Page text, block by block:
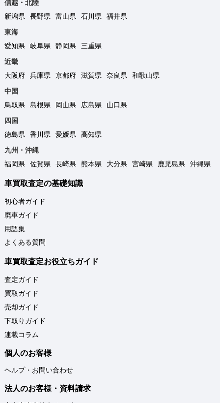
信越・北陸
新潟県
長野県 富山県 石川県
福井県
東海
愛知県
岐阜県 静岡県
三重県
近畿
大阪府
兵庫県 京都府 滋賀県 奈良県
和歌山県
中国
鳥取県
島根県 岡山県 広島県
山口県
四国
徳島県
香川県 愛媛県
高知県
九州・沖縄
福岡県
佐賀県 長崎県 熊本県 大分県 宮崎県 鹿児島県 沖縄県
車買取査定の基礎知識
初心者ガイド
廃車ガイド
用語集
よくある質問
車買取査定お役立ちガイド
査定ガイド
買取ガイド
売却ガイド
下取りガイド
連載コラム
個人のお客様
ヘルプ・お問い合わせ
法人のお客様・資料請求